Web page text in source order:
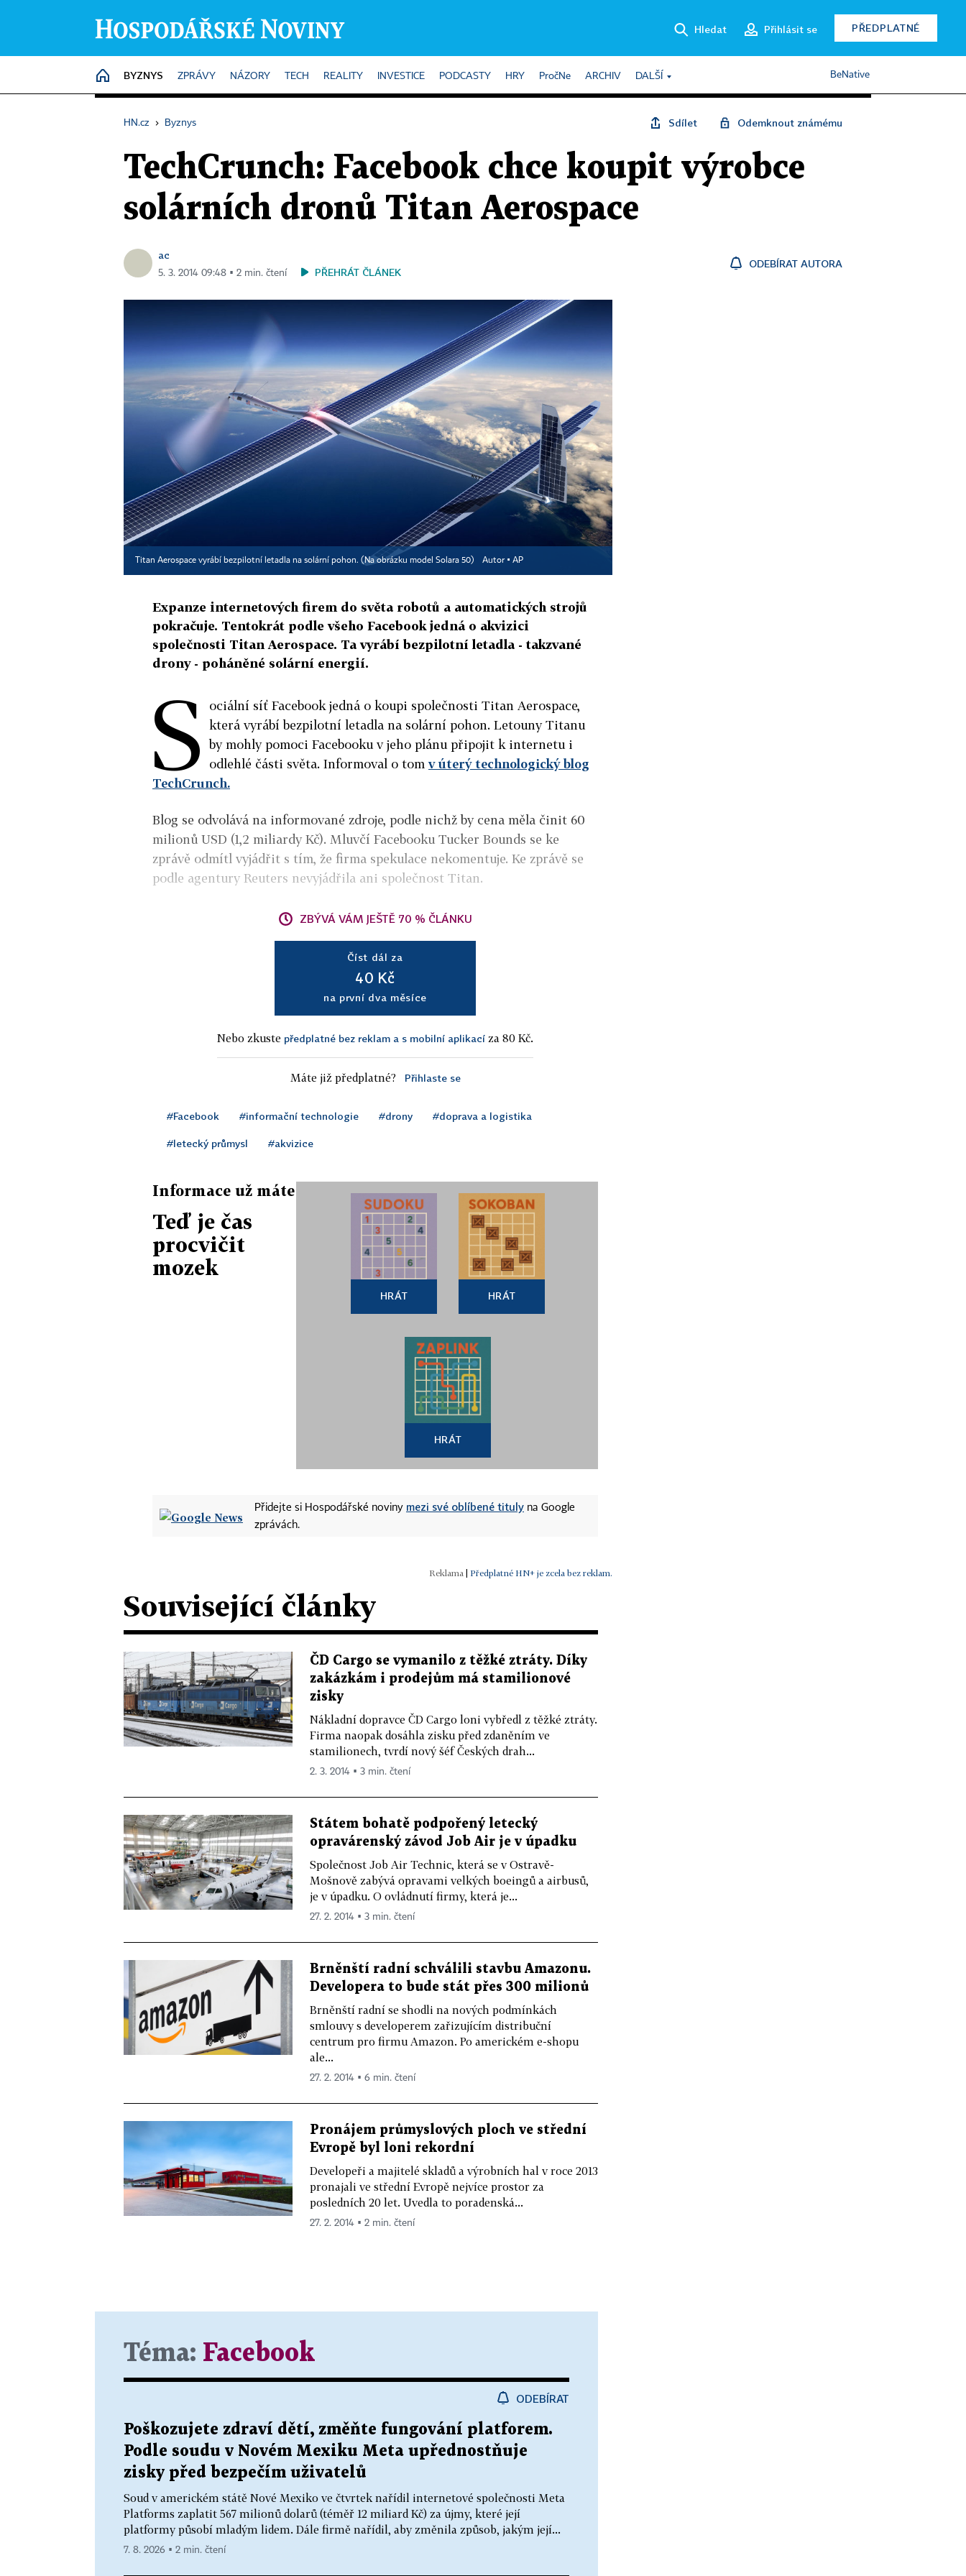
Hledat Přihlásit se PŘEDPLATNÉ
HOME
BYZNYS ZPRÁVY NÁZORY TECH REALITY INVESTICE PODCASTY HRY PročNe ARCHIV DALŠÍ BeNative
HN.cz › Byznys Sdílet Odemknout známému
TechCrunch: Facebook chce koupit výrobce
solárních dronů Titan Aerospace
ac
5. 3. 2014 09:48 ▪ 2 min. čtení PŘEHRÁT ČLÁNEK
ODEBÍRAT AUTORA
Titan Aerospace vyrábí bezpilotní letadla na solární pohon. (Na obrázku model Solara 50) Autor ▪ AP
Expanze internetových firem do světa robotů a automatických strojů
pokračuje. Tentokrát podle všeho Facebook jedná o akvizici
společnosti Titan Aerospace. Ta vyrábí bezpilotní letadla - takzvané
drony - poháněné solární energií.
S
ociální síť Facebook jedná o koupi společnosti Titan Aerospace,
která vyrábí bezpilotní letadla na solární pohon. Letouny Titanu
by mohly pomoci Facebooku v jeho plánu připojit k internetu i
odlehlé části světa. Informoval o tomv úterý technologický blog
TechCrunch.
Blog se odvolává na informované zdroje, podle nichž by cena měla činit 60
milionů USD (1,2 miliardy Kč). Mluvčí Facebooku Tucker Bounds se ke
zprávě odmítl vyjádřit s tím, že firma spekulace nekomentuje. Ke zprávě se
podle agentury Reuters nevyjádřila ani společnost Titan.
ZBÝVÁ VÁM JEŠTĚ 70 % ČLÁNKU
Číst dál za
40 Kč
na první dva měsíce
Nebo zkuste předplatné bez reklam a s mobilní aplikací za 80 Kč.
Máte již předplatné? Přihlaste se
#Facebook #informační technologie #drony #doprava a logistika
#letecký průmysl #akvizice
Informace už máte
Teď je čas
procvičit
mozek
HRÁT HRÁT
HRÁT
Přidejte si Hospodářské noviny mezi své oblíbené tituly na Google
zprávách.
| Předplatné HN+ je zcela bez reklam.
Související články
ČD Cargo se vymanilo z těžké ztráty. Díky
zakázkám i prodejům má stamilionové
zisky
Nákladní dopravce ČD Cargo loni vybředl z těžké ztráty.
Firma naopak dosáhla zisku před zdaněním ve
stamilionech, tvrdí nový šéf Českých drah...
2. 3. 2014 ▪ 3 min. čtení
Státem bohatě podpořený letecký
opravárenský závod Job Air je v úpadku
Společnost Job Air Technic, která se v Ostravě-
Mošnově zabývá opravami velkých boeingů a airbusů,
je v úpadku. O ovládnutí firmy, která je...
27. 2. 2014 ▪ 3 min. čtení
Brněnští radní schválili stavbu Amazonu.
Developera to bude stát přes 300 milionů
Brněnští radní se shodli na nových podmínkách
smlouvy s developerem zařizujícím distribuční
centrum pro firmu Amazon. Po americkém e-shopu
ale...
27. 2. 2014 ▪ 6 min. čtení
Pronájem průmyslových ploch ve střední
Evropě byl loni rekordní
Developeři a majitelé skladů a výrobních hal v roce 2013
pronajali ve střední Evropě nejvíce prostor za
posledních 20 let. Uvedla to poradenská...
27. 2. 2014 ▪ 2 min. čtení
Téma: Facebook
ODEBÍRAT
Poškozujete zdraví dětí, změňte fungování platforem.
Podle soudu v Novém Mexiku Meta upřednostňuje
zisky před bezpečím uživatelů
Soud v americkém státě Nové Mexiko ve čtvrtek nařídil internetové společnosti Meta
Platforms zaplatit 567 milionů dolarů (téměř 12 miliard Kč) za újmy, které její
platformy působí mladým lidem. Dále firmě nařídil, aby změnila způsob, jakým její...
7. 8. 2026 ▪ 2 min. čtení